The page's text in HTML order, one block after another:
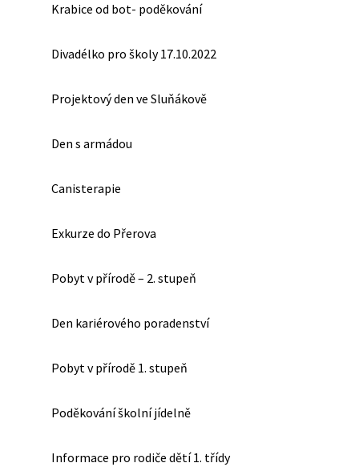
Krabice od bot- poděkování
Divadélko pro školy 17.10.2022
Projektový den ve Sluňákově
Den s armádou
Canisterapie
Exkurze do Přerova
Pobyt v přírodě – 2. stupeň
Den kariérového poradenství
Pobyt v přírodě 1. stupeň
Poděkování školní jídelně
Informace pro rodiče dětí 1. třídy